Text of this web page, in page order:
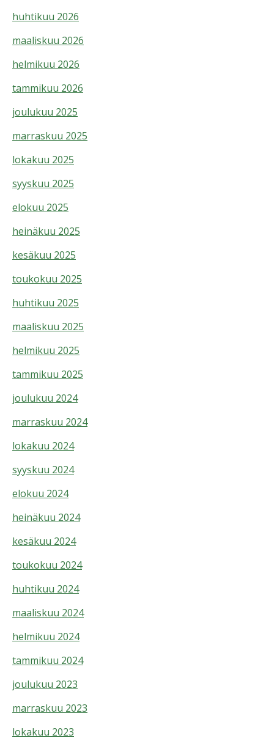
huhtikuu 2026
maaliskuu 2026
helmikuu 2026
tammikuu 2026
joulukuu 2025
marraskuu 2025
lokakuu 2025
syyskuu 2025
elokuu 2025
heinäkuu 2025
kesäkuu 2025
toukokuu 2025
huhtikuu 2025
maaliskuu 2025
helmikuu 2025
tammikuu 2025
joulukuu 2024
marraskuu 2024
lokakuu 2024
syyskuu 2024
elokuu 2024
heinäkuu 2024
kesäkuu 2024
toukokuu 2024
huhtikuu 2024
maaliskuu 2024
helmikuu 2024
tammikuu 2024
joulukuu 2023
marraskuu 2023
lokakuu 2023